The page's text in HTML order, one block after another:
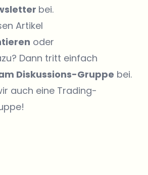
bei.
Artikel
oder
Dann tritt einfach
Diskussions-Gruppe bei.
auch eine Trading-
!